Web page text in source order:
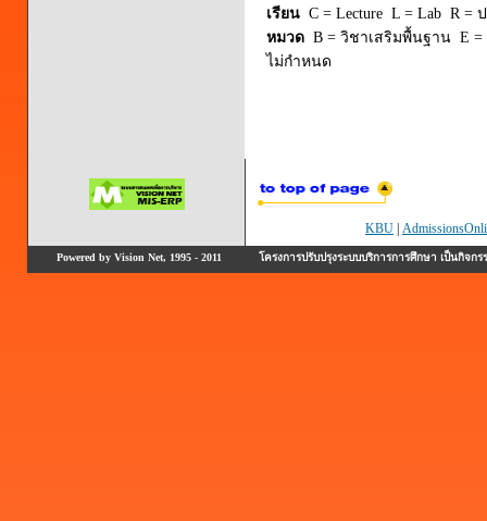
เรียน C = Lecture L = Lab R =
หมวด B = วิชาเสริมพื้นฐาน E
ไม่กำหนด
KBU
Powered by Vision Net, 1995 - 2011 โครงการปรับปรุงระบบบริการการศึกษา เป็นกิ